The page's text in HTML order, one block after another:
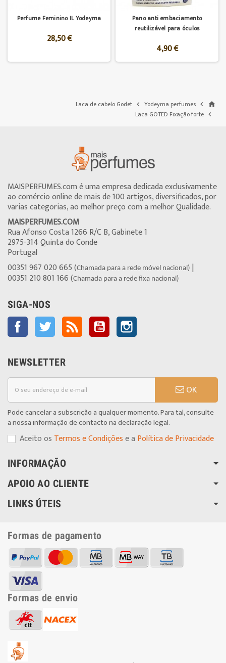
Perfume Feminino IL Yodeyma
28,50 €
Pano anti embaciamento
reutilizável para óculos
4,90 €
home

Yodeyma perfumes

Laca de cabelo Godet

Laca GOTED Fixação forte
MAISPERFUMES.com é uma empresa dedicada exclusivamente
ao comércio online de mais de 100 artigos, diversificados, por
varias categorias, ao melhor preço com a melhor Qualidade.
MAISPERFUMES.COM
Rua Afonso Costa 1266 R/C B, Gabinete 1
2975-314 Quinta do Conde
Portugal
00351 967 020 665 (Chamada para a rede móvel nacional) |
00351 210 801 166 (Chamada para a rede fixa nacional)
SIGA-NOS
Facebook Twitter Rss YouTube
NEWSLETTER
OK
Pode cancelar a subscrição a qualquer momento. Para tal, consulte
a nossa informação de contacto na declaração legal.
Aceito os Termos e Condiçõese a Política de Privacidade
INFORMAÇÃO
APOIO AO CLIENTE
LINKS ÚTEIS
Formas de pagamento
Formas de envio